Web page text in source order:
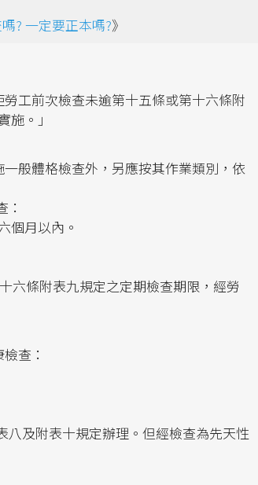
? 一定要正本嗎?》
工前次檢查未逾第十五條或第十六條附
。」
般體格檢查外，另應按其作業類別，依
個月以內。
六條附表九規定之定期檢查期限，經勞
查：
及附表十規定辦理。但經檢查為先天性